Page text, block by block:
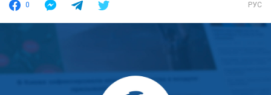
0 РУС